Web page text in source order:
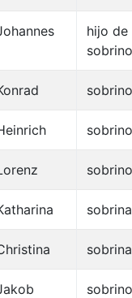
hijo de
sobrino
sobrino
sobrino
sobrina
sobrina
sobrino